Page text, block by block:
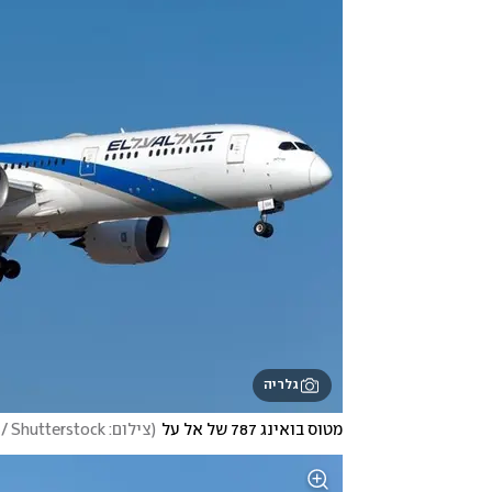
גלריה
מטוס בואינג 787 של אל על (צילום: Ronen Fefer / Shutterstock